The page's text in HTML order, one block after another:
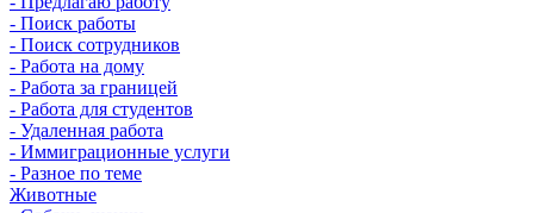
- Поиск работы
- Поиск сотрудников
- Работа на дому
- Работа за границей
- Работа для студентов
- Удаленная работа
- Иммиграционные услуги
- Разное по теме
Животные